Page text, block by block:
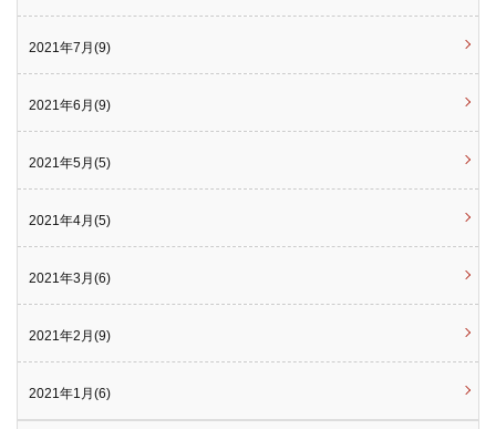
2021年7月(9)
2021年6月(9)
2021年5月(5)
2021年4月(5)
2021年3月(6)
2021年2月(9)
2021年1月(6)